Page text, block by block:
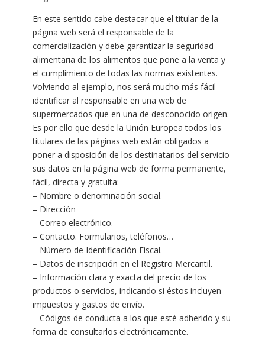
En este sentido cabe destacar que el titular de la
página web será el responsable de la
comercialización y debe garantizar la seguridad
alimentaria de los alimentos que pone a la venta y
el cumplimiento de todas las normas existentes.
Volviendo al ejemplo, nos será mucho más fácil
identificar al responsable en una web de
supermercados que en una de desconocido origen.
Es por ello que desde la Unión Europea todos los
titulares de las páginas web están obligados a
poner a disposición de los destinatarios del servicio
sus datos en la página web de forma permanente,
fácil, directa y gratuita:
– Nombre o denominación social.
– Dirección
– Correo electrónico.
– Contacto. Formularios, teléfonos…
– Número de Identificación Fiscal.
– Datos de inscripción en el Registro Mercantil.
– Información clara y exacta del precio de los
productos o servicios, indicando si éstos incluyen
impuestos y gastos de envío.
– Códigos de conducta a los que esté adherido y su
forma de consultarlos electrónicamente.